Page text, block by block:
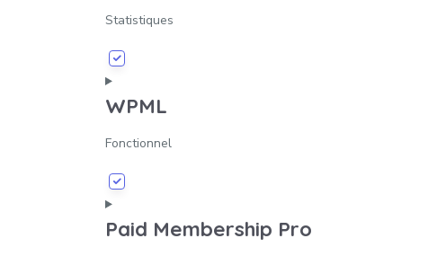
Statistiques
WPML
Fonctionnel
Paid Membership Pro